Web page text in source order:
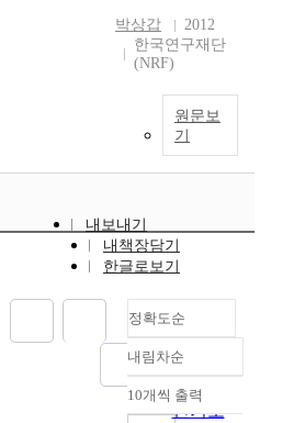
박상갑
2012
한국연구재단
(NRF)
원문보
기
내보내기
내책장담기
한글로보기
정확도순
정확도
순
인기도
내림차순
내림차순
10개씩 출력